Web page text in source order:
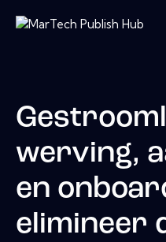
werving,
en
elimineer